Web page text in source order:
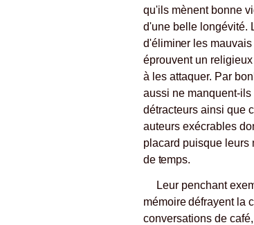
qu'ils mènent bonne
d'une belle longévité.
d'éliminer les
éprouvent un
à les attaquer. Par
aussi ne manquent-
détracteurs ainsi que
auteurs exécrables
placard puisque leurs
de temps.
Leur penchant
mémoire défrayent la
conversations de